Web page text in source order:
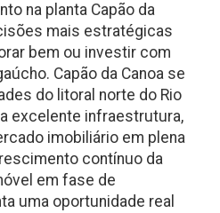
na planta Capão da
mais estratégicas
bem ou investir com
Capão da Canoa se
do litoral norte do Rio
excelente infraestrutura,
imobiliário em plena
contínuo da
em fase de
uma oportunidade real